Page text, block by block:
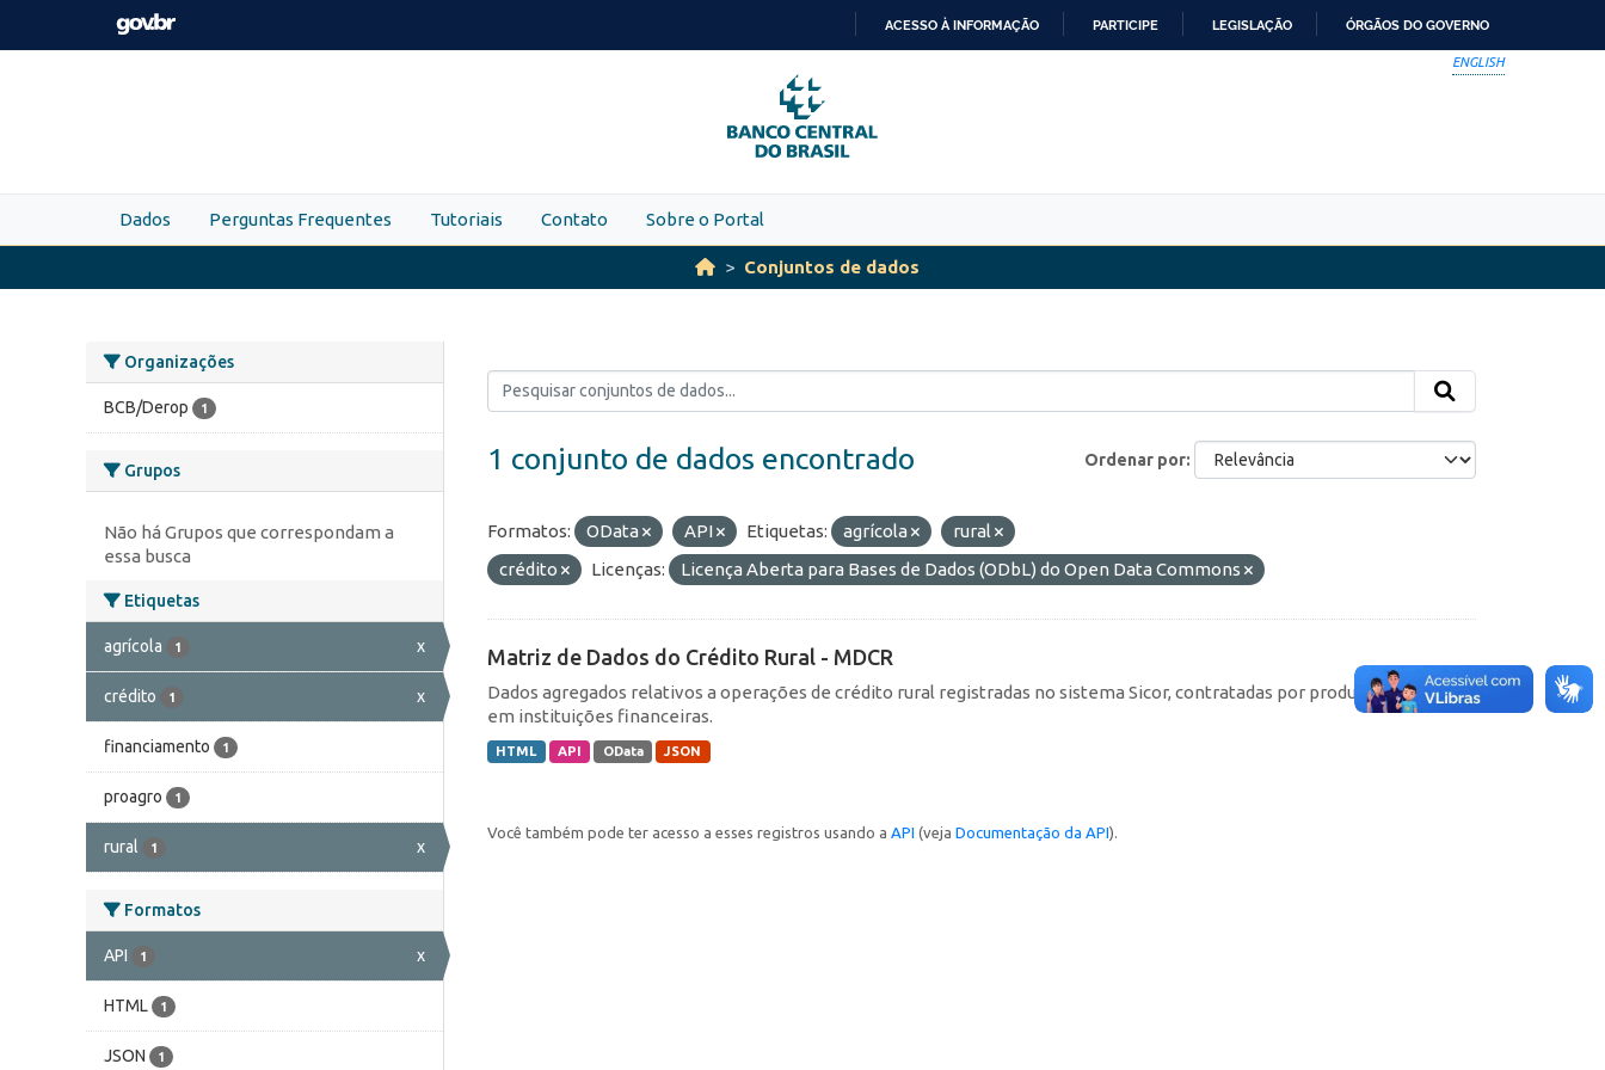
Skip to main content
PARA
O
CONTEÚDO
ACESSO À INFORMAÇÃO PARTICIPE LEGISLAÇÃO ÓRGÃOS DO GOVERNO
ENGLISH
Dados Perguntas Frequentes Tutoriais Contato Sobre o Portal
Conjuntos de dados
Organizações
BCB/Derop 1
Grupos
Não há Grupos que correspondam a
essa busca
Etiquetas
agrícola 1 x
crédito 1 x
financiamento 1
proagro 1
rural 1 x
Formatos
API 1 x
HTML 1
JSON 1
Ordenar por
1 conjunto de dados encontrado
Formatos: OData API Etiquetas: agrícola
rural
crédito
Licenças: Licença Aberta para Bases de Dados (ODbL) do Open Data Commons
Matriz de Dados do Crédito Rural - MDCR
Dados agregados relativos a operações de crédito rural registradas no sistema Sicor, contratadas por produtores rurais
em instituições financeiras.
HTML API OData JSON
Você também pode ter acesso a esses registros usando a API (veja Documentação da API).